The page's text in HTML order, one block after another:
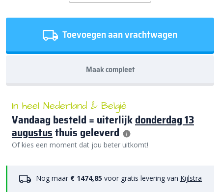
Toevoegen aan vrachtwagen
Maak compleet
In heel Nederland & België
Vandaag besteld = uiterlijkdonderdag 13
augustusthuis geleverd
Of kies een moment dat jou beter uitkomt!
Nog maar € 1474,85 voor gratis levering van Kijlstra